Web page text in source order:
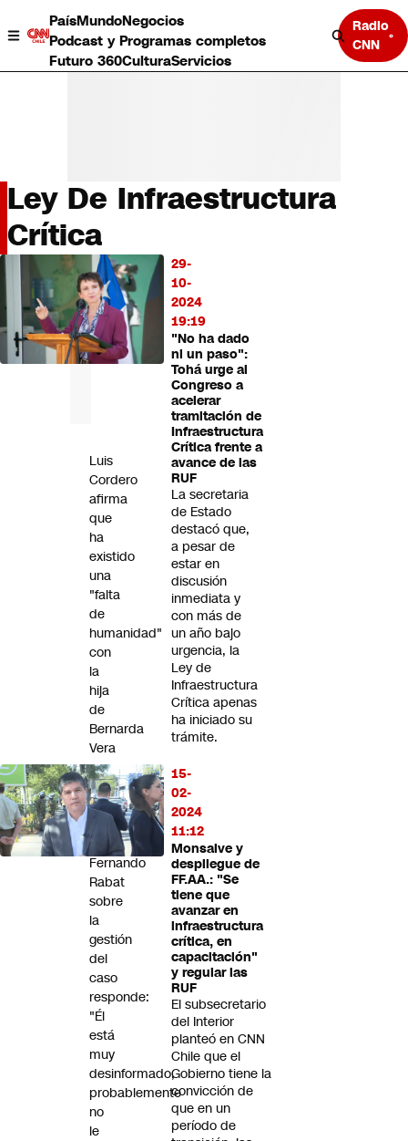
PaísMundoNegocios
Podcast y Programas completos
Futuro 360CulturaServicios
Radio
CNN
País
Mundo
Negocios
Deportes
Programas completos
Cultura
Servicios
Bits
Ley De Infraestructura
Crítica
29-
10-
2024
19:19
"No ha dado
ni un paso":
Tohá urge al
Congreso a
acelerar
tramitación de
Infraestructura
Crítica frente a
avance de las
RUF
La secretaria
de Estado
destacó que,
a pesar de
estar en
discusión
inmediata y
con más de
un año bajo
urgencia, la
Ley de
Infraestructura
Crítica apenas
ha iniciado su
trámite.
15-
02-
2024
11:12
Monsalve y
despliegue de
FF.AA.: "Se
tiene que
avanzar en
infraestructura
crítica, en
capacitación"
y regular las
RUF
El subsecretario
del Interior
planteó en CNN
Chile que el
Gobierno tiene la
convicción de
que en un
período de
LO
MÁS
LEÍDO
Luis
Cordero
afirma
que
ha
existido
una
"falta
de
humanidad"
con
la
hija
de
Bernarda
Vera
y
ante
las
críticas
de
Fernando
Rabat
sobre
la
gestión
del
caso
responde:
"Él
está
muy
desinformado,
probablemente
no
le